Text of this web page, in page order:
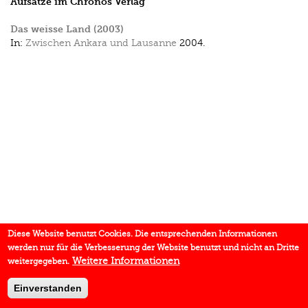
Das weisse Land (2003)
In: Zwischen Ankara und Lausanne 2004.
Diese Website benutzt Cookies. Die entsprechenden Informationen
werden nur für die Verbesserung der Website benutzt und nicht an Dritte
weitergegeben. Weitere Informationen
Einverstanden